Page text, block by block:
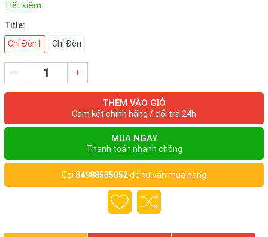
Tiết kiệm:
Title:
Chỉ Đèn1
Chỉ Đèn
– +
THÊM VÀO GIỎ
Cam kết chính hãng / đổi trả 24h
MUA NGAY
Thanh toán nhanh chóng
Gọi 84988535052để tư vấn mua hàng